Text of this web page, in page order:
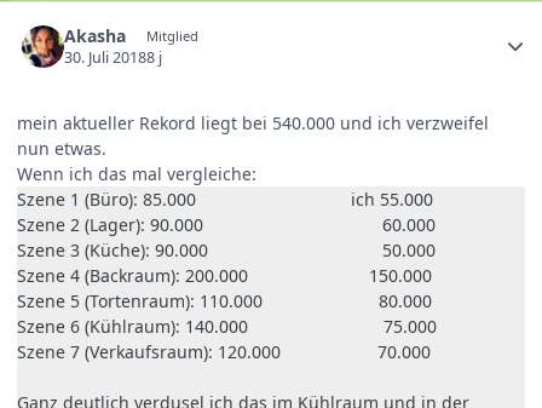
Akasha Mitglied
30. Juli 20188 j
mein aktueller Rekord liegt bei 540.000 und ich verzweifel
nun etwas.
Wenn ich das mal vergleiche:
Szene 1 (Büro): 85.000 ich 55.000
Szene 2 (Lager): 90.000 60.000
Szene 3 (Küche): 90.000 50.000
Szene 4 (Backraum): 200.000 150.000
Szene 5 (Tortenraum): 110.000 80.000
Szene 6 (Kühlraum): 140.000 75.000
Szene 7 (Verkaufsraum): 120.000 70.000
Ganz deutlich verdusel ich das im Kühlraum und in der